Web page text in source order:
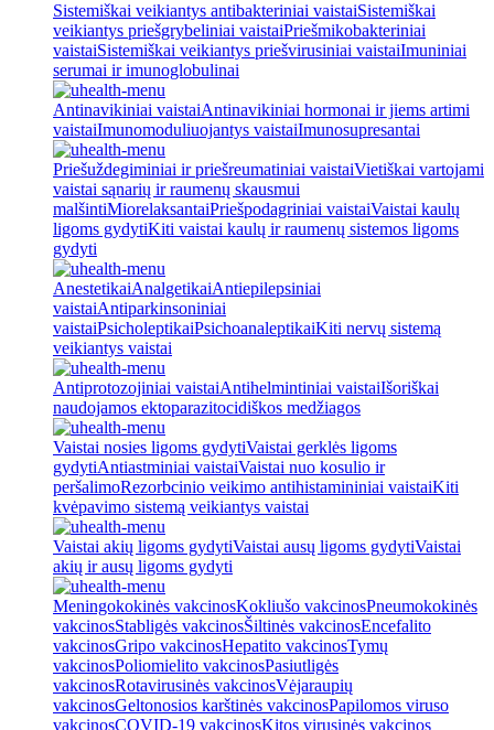
Sistemiškai veikiantys antibakteriniai vaistaiSistemiškai
veikiantys priešgrybeliniai vaistaiPriešmikobakteriniai
vaistaiSistemiškai veikiantys priešvirusiniai vaistaiImuniniai
serumai ir imunoglobulinai
Antinavikiniai vaistaiAntinavikiniai hormonai ir jiems artimi
vaistaiImunomoduliuojantys vaistaiImunosupresantai
Priešuždegiminiai ir priešreumatiniai vaistaiVietiškai vartojami
vaistai sąnarių ir raumenų skausmui
malšintiMiorelaksantaiPriešpodagriniai vaistaiVaistai kaulų
ligoms gydytiKiti vaistai kaulų ir raumenų sistemos ligoms
gydyti
AnestetikaiAnalgetikaiAntiepilepsiniai
vaistaiAntiparkinsoniniai
vaistaiPsicholeptikaiPsichoanaleptikaiKiti nervų sistemą
veikiantys vaistai
Antiprotozojiniai vaistaiAntihelmintiniai vaistaiIšoriškai
naudojamos ektoparazitocidiškos medžiagos
Vaistai nosies ligoms gydytiVaistai gerklės ligoms
gydytiAntiastminiai vaistaiVaistai nuo kosulio ir
peršalimoRezorbcinio veikimo antihistamininiai vaistaiKiti
kvėpavimo sistemą veikiantys vaistai
Vaistai akių ligoms gydytiVaistai ausų ligoms gydytiVaistai
akių ir ausų ligoms gydyti
Meningokokinės vakcinosKokliušo vakcinosPneumokokinės
vakcinosStabligės vakcinosŠiltinės vakcinosEncefalito
vakcinosGripo vakcinosHepatito vakcinosTymų
vakcinosPoliomielito vakcinosPasiutligės
vakcinosRotavirusinės vakcinosVėjaraupių
vakcinosGeltonosios karštinės vakcinosPapilomos viruso
vakcinosCOVID-19 vakcinosKitos virusinės vakcinos